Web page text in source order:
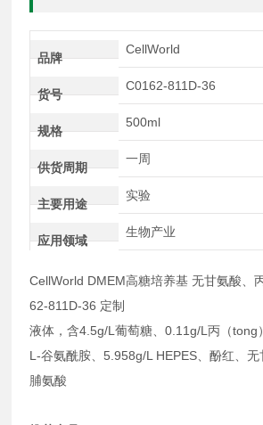
品牌
CellWorld
货号
C0162-811D-36
规格
500ml
供货周期
一周
主要用途
实验
应用领域
生物产业
CellWorld DMEM高糖培养基 无甘氨酸、
62-811D-36 定制
液体，含4.5g/L葡萄糖、0.11g/L丙（tong
L-谷氨酰胺、5.958g/L HEPES、酚红、无
脯氨酸